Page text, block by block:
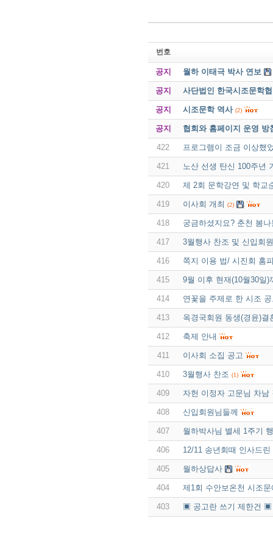
번호
공지 월하 이태극 박사 연보
공지 사단법인 한국시조문학
공지 시조문학 역사 (2)
공지 협회와 홈페이지 운영 방
422 프로그램이 조금 이상했
421 노산 선생 탄신 100주년
420 제 2회 문학강연 및 학교
419 이사회 개최 (2)
418 궁금하셨지요? 춘천 봄
417 3월행사 찬조 및 신입회
416 쪽지 이용 법/ 시진회 홈
415 9월 이후 현재(10월30일
414 연꽃을 주제로 한 시조 공
413 옥경국회원 동생(경윤)결
412 축제 안내
411 이사회 소집 공고
410 3월행사 찬조 (1)
409 자헌 이정자 고문님 차남
408 신입회원님들께
407 월하박사님 별세 1주기
406 12/11 송년회때 인사드
405 월하상답사
404 제1회 수안보온천 시조
403 ▣ 공고란 쓰기 제한건 ▣